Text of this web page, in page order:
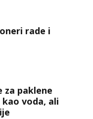
rade i
za paklene
voda, ali